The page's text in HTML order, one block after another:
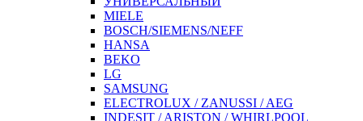
MIELE
BOSCH/SIEMENS/NEFF
HANSA
BEKO
LG
SAMSUNG
ELECTROLUX / ZANUSSI / AEG
INDESIT / ARISTON / WHIRLPOOL